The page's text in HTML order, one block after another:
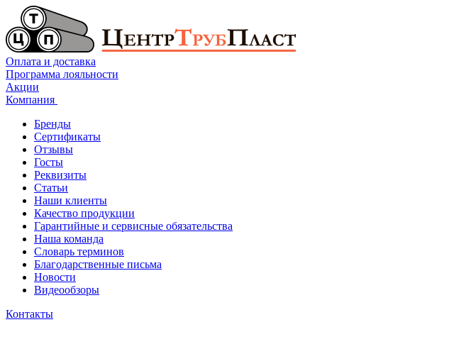
Оплата и доставка
Программа лояльности
Акции
Компания
Бренды
Сертификаты
Отзывы
Госты
Реквизиты
Статьи
Наши клиенты
Качество продукции
Гарантийные и сервисные обязательства
Наша команда
Словарь терминов
Благодарственные письма
Новости
Видеообзоры
Контакты